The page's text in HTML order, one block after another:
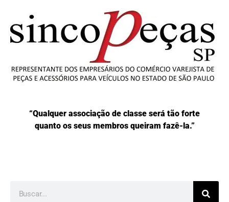
“Qualquer associação de classe será tão forte
quanto os seus membros queiram fazê-la.”